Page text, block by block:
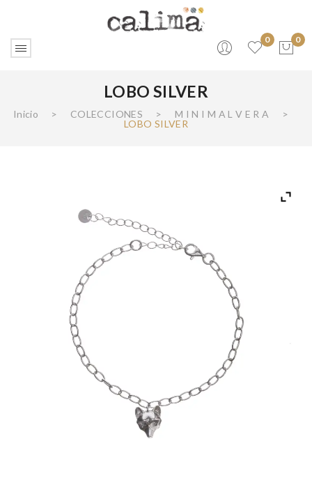
0
No products in the cart.
0
LOBO SILVER
Inicio > COLECCIONES > M I N I M A L V E R A
>
LOBO SILVER